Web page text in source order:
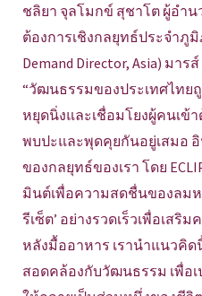
ชลิยา จุลโมกข์ สุชาโต ผู้อำน
ต้องการเชิงกลยุทธ์ประจำภูมิ
Demand Director, Asia) มาร
“วัฒนธรรมของประเทศไทย
หยุดนิ่งและเชื่อมโยงผู้คนเข้
พบปะและพุดคุยกันอยู่เสมอ
ของกลยุทธ์ของเรา โดย
มินต์เพื่อความสดชื่นของลมห
รีเซ็ต’ อย่างรวดเร็วเพื่อเส
หลังมื้ออาหาร เรานำแนวคิ
สอดคล้องกับวัฒนธรรม เพื่อ